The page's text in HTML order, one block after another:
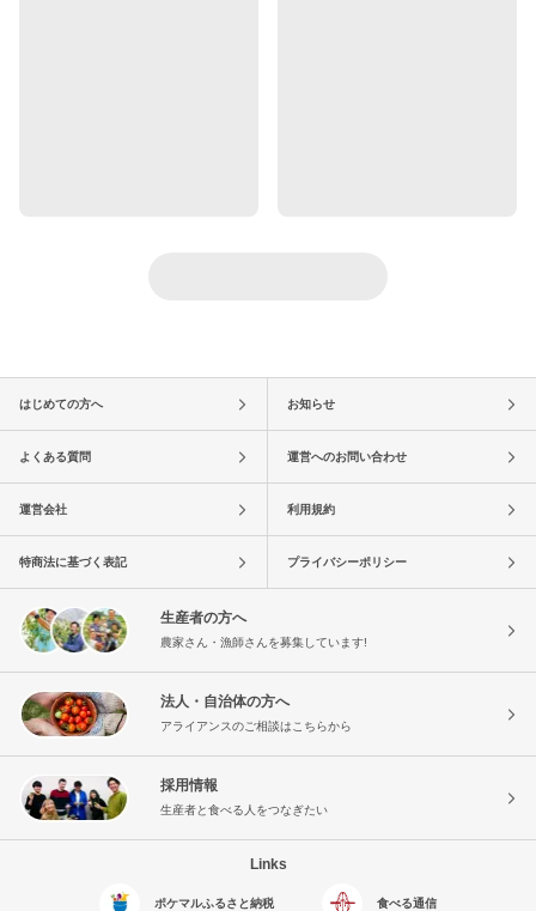
はじめての方へ お知らせ
よくある質問 運営へのお問い合わせ
運営会社 利用規約
特商法に基づく表記 プライバシーポリシー
生産者の方へ
農家さん・漁師さんを募集しています!
法人・自治体の方へ
アライアンスのご相談はこちらから
採用情報
生産者と食べる人をつなぎたい
Links
ポケマルふるさと納税 食べる通信